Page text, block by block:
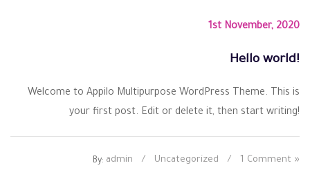
1st November, 2020
Hello world!
Welcome to Appilo Multipurpose WordPress Theme. This is
your first post. Edit or delete it, then start writing!
By: admin / Uncategorized / 1 Comment »